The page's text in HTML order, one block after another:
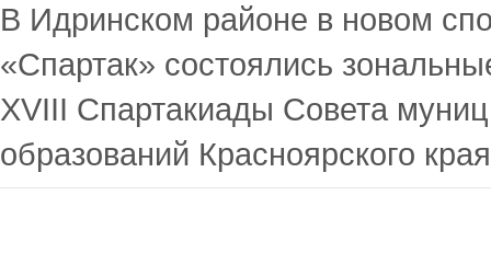
В Идринском районе в новом
«Спартак» состоялись
XVIII Спартакиады Совета
образований Красноярского